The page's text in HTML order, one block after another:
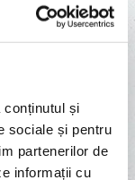
conținutul și
sociale și pentru
partenerilor de
informații cu
îmbunătățirea
întâmpinarea
legislației în
oricând PIZZA